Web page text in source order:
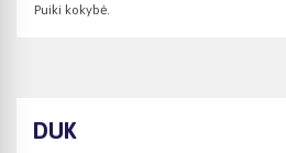
Puiki kokybė.
DUK